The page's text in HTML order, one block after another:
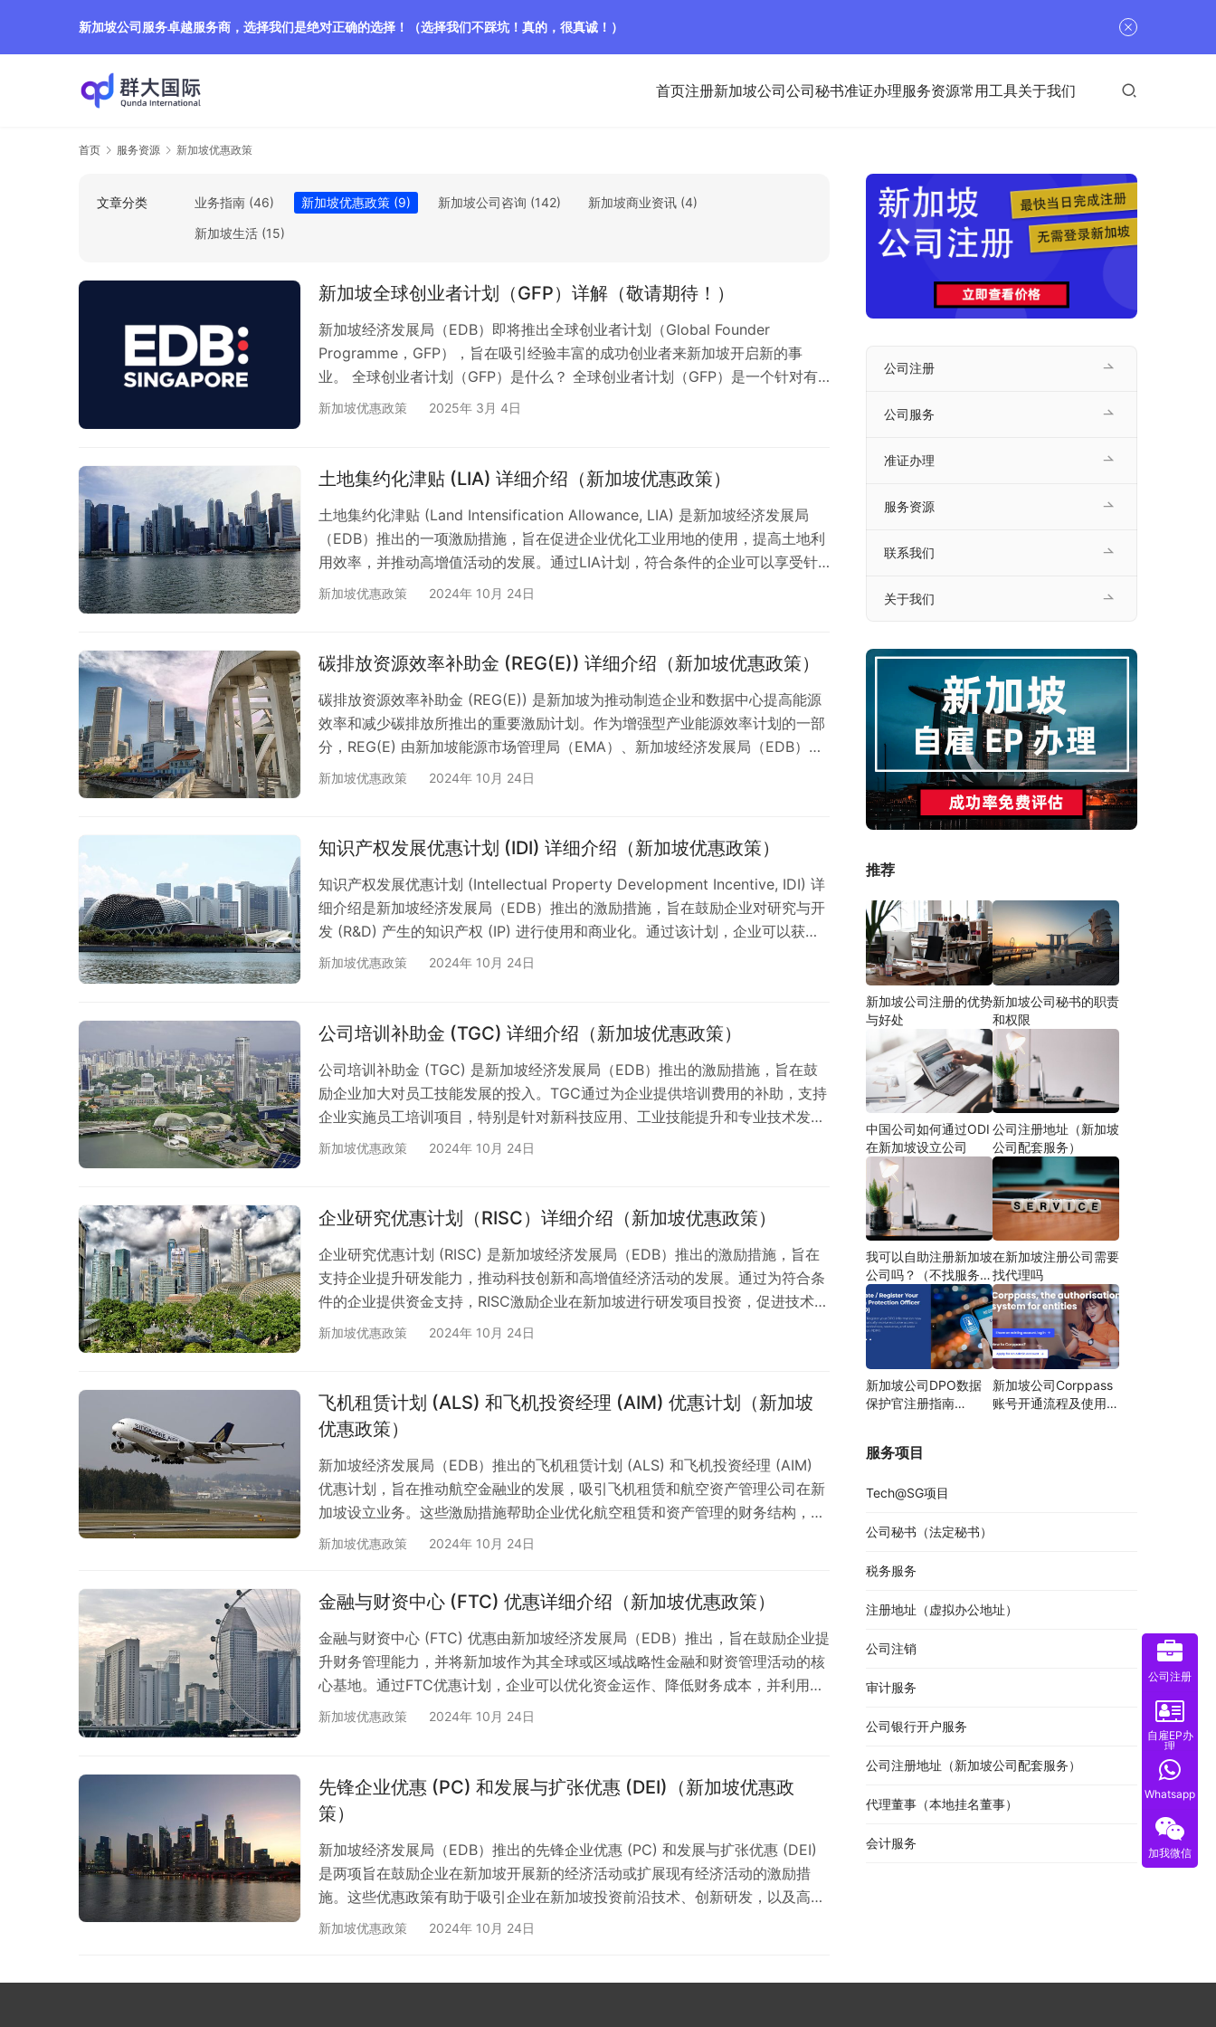
首页注册新加坡公司公司秘书准证办理服务资源常用工具关于我们
首页 服务资源 新加坡优惠政策
文章分类 业务指南 (46) 新加坡优惠政策 (9) 新加坡公司咨询 (142) 新加坡商业资讯 (4)
新加坡生活 (15)
新加坡全球创业者计划（GFP）详解（敬请期待！）
新加坡经济发展局（EDB）即将推出全球创业者计划（Global Founder
Programme，GFP），旨在吸引经验丰富的成功创业者来新加坡开启新的事
业。 全球创业者计划（GFP）是什么？ 全球创业者计划（GFP）是一个针对有
经验的企业家和高成长潜力企业的特别计划。该计划不仅为创业者提供政策支
特别适用于具备以下计划的企业家： 为什么选择新加坡？ 新…
新加坡优惠政策 2025年 3月 4日
土地集约化津贴 (LIA) 详细介绍（新加坡优惠政策）
土地集约化津贴 (Land Intensification Allowance, LIA) 是新加坡经济发展局
（EDB）推出的一项激励措施，旨在促进企业优化工业用地的使用，提高土地利
用效率，并推动高增值活动的发展。通过LIA计划，符合条件的企业可以享受针
对工业设施开发和改进项目的税务减免，鼓励企业加强土地集约化利用，提升生
优化设施布局和进行高附加…
新加坡优惠政策 2024年 10月 24日
碳排放资源效率补助金 (REG(E)) 详细介绍（新加坡优惠政策）
碳排放资源效率补助金 (REG(E)) 是新加坡为推动制造企业和数据中心提高能源
效率和减少碳排放所推出的重要激励计划。作为增强型产业能源效率计划的一部
分，REG(E) 由新加坡能源市场管理局（EMA）、新加坡经济发展局（EDB）和
国家环境局（NEA）共同实施，旨在通过提供资金支持，帮助企业实现更高的资
效率的压力。新加坡政府推出REG(E) 计划…
新加坡优惠政策 2024年 10月 24日
知识产权发展优惠计划 (IDI) 详细介绍（新加坡优惠政策）
知识产权发展优惠计划 (Intellectual Property Development Incentive, IDI) 详
细介绍是新加坡经济发展局（EDB）推出的激励措施，旨在鼓励企业对研究与开
发 (R&D) 产生的知识产权 (IP) 进行使用和商业化。通过该计划，企业可以获得
优惠的企业所得税税率，降低与知识产权开发和商业化相关的税务负担，从而促
新加坡优惠政策 2024年 10月 24日
公司培训补助金 (TGC) 详细介绍（新加坡优惠政策）
公司培训补助金 (TGC) 是新加坡经济发展局（EDB）推出的激励措施，旨在鼓
励企业加大对员工技能发展的投入。TGC通过为企业提供培训费用的补助，支持
企业实施员工培训项目，特别是针对新科技应用、工业技能提升和专业技术发展
的培训。这一补助金帮助企业在快速变化的经济环境中保持竞争力，并推动员工
的挑战。TGC计划旨在支持企业对员工进行有针对性的培训，以增强…
新加坡优惠政策 2024年 10月 24日
企业研究优惠计划（RISC）详细介绍（新加坡优惠政策）
企业研究优惠计划 (RISC) 是新加坡经济发展局（EDB）推出的激励措施，旨在
支持企业提升研发能力，推动科技创新和高增值经济活动的发展。通过为符合条
件的企业提供资金支持，RISC激励企业在新加坡进行研发项目投资，促进技术进
步和产业升级。 1. RISC计划的背景和目标 RISC计划的设立旨在鼓励企业将研发
资金支持，降低研发成本，促进企业投入更多资源进行…
新加坡优惠政策 2024年 10月 24日
飞机租赁计划 (ALS) 和飞机投资经理 (AIM) 优惠计划（新加坡
优惠政策）
新加坡经济发展局（EDB）推出的飞机租赁计划 (ALS) 和飞机投资经理 (AIM)
优惠计划，旨在推动航空金融业的发展，吸引飞机租赁和航空资产管理公司在新
加坡设立业务。这些激励措施帮助企业优化航空租赁和资产管理的财务结构，并
利用新加坡的金融优势实现全球扩展。 1. 飞机租赁计划 (ALS) 介绍：飞机租赁
扩大现有的租赁活动。 优惠内容： 适用条件…
新加坡优惠政策 2024年 10月 24日
金融与财资中心 (FTC) 优惠详细介绍（新加坡优惠政策）
金融与财资中心 (FTC) 优惠由新加坡经济发展局（EDB）推出，旨在鼓励企业提
升财务管理能力，并将新加坡作为其全球或区域战略性金融和财资管理活动的核
心基地。通过FTC优惠计划，企业可以优化资金运作、降低财务成本，并利用新
加坡的金融基础设施和政策优势来进行国际扩展。 1. 金融与财资中心 (FTC) 优
致力于成为全球领先的金融中心和资金管理枢纽，为企业提…
新加坡优惠政策 2024年 10月 24日
先锋企业优惠 (PC) 和发展与扩张优惠 (DEI)（新加坡优惠政
策）
新加坡经济发展局（EDB）推出的先锋企业优惠 (PC) 和发展与扩张优惠 (DEI)
是两项旨在鼓励企业在新加坡开展新的经济活动或扩展现有经济活动的激励措
施。这些优惠政策有助于吸引企业在新加坡投资前沿技术、创新研发，以及高增
值的制造和服务活动，从而提升新加坡的整体经济竞争力。 1. 先锋企业优惠
新加坡优惠政策 2024年 10月 24日
公司注册
公司服务
准证办理
服务资源
联系我们
关于我们
推荐
新加坡公司注册的优势
与好处
新加坡公司秘书的职责
和权限
中国公司如何通过ODI
在新加坡设立公司
公司注册地址（新加坡
公司配套服务）
我可以自助注册新加坡
公司吗？（不找服务商
自己注册）
在新加坡注册公司需要
找代理吗
新加坡公司DPO数据
保护官注册指南
新加坡公司Corppass
账号开通流程及使用说
服务项目
Tech@SG项目
公司秘书（法定秘书）
税务服务
注册地址（虚拟办公地址）
公司注销
审计服务
公司银行开户服务
公司注册地址（新加坡公司配套服务）
代理董事（本地挂名董事）
会计服务
公司注册
自雇EP办
理
Whatsapp
加我微信
新加坡公司服务卓越服务商，选择我们是绝对正确的选择！（选择我们不踩坑！真的，很真诚！）